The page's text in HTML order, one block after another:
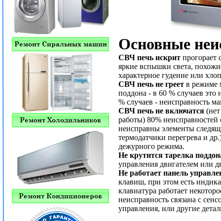
Основные
СВЧ печь искрит прогорает
яркие вспышки света,
характерное гудение или
СВЧ печь не греет в режиме
поддона - в 60 % случаев это
% случаев - неисправность
СВЧ печь не включатся
работы) 80%
неисправны элементы
термодатчики перегрева и
дежурного режима.
Не крутится тарелка
управления двигателем или
Не работает панель
клавиш, при этом есть
клавиатура работает
неисправность связана с
управления, или другие